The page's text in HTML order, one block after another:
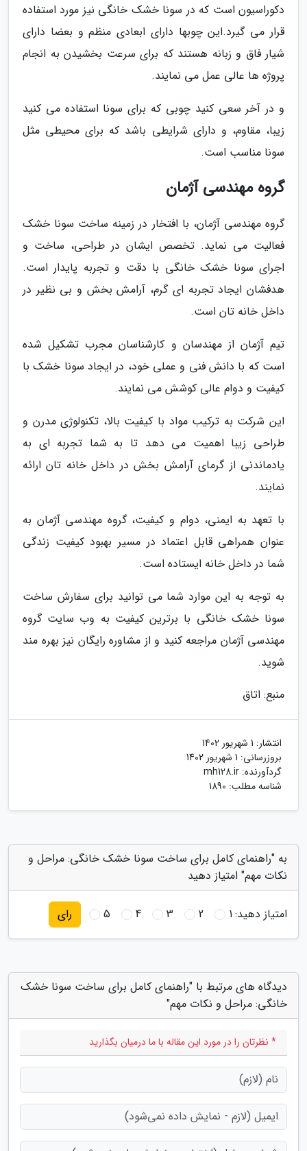
دکوراسیون است که در سونا خشک خانگی نیز مورد استفاده
قرار می گیرد.این چوبها دارای ابعادی منظم و بعضا دارای
شیار فاق و زبانه هستند که برای سرعت بخشیدن به انجام
پروژه ها عالی عمل می نمایند.
و در آخر سعی کنید چوبی که برای سونا استفاده می کنید
زیبا، مقاوم، و دارای شرایطی باشد که برای محیطی مثل
سونا مناسب است.
گروه مهندسی آژمان
گروه مهندسی آژمان، با افتخار در زمینه ساخت سونا خشک
فعالیت می نماید. تخصص ایشان در طراحی، ساخت و
اجرای سونا خشک خانگی با دقت و تجربه پایدار است.
هدفشان ایجاد تجربه ای گرم، آرامش بخش و بی نظیر در
داخل خانه تان است.
تیم آژمان از مهندسان و کارشناسان مجرب تشکیل شده
است که با دانش فنی و عملی خود، در ایجاد سونا خشک با
کیفیت و دوام عالی کوشش می نمایند.
این شرکت به ترکیب مواد با کیفیت بالا، تکنولوژی مدرن و
طراحی زیبا اهمیت می دهد تا به شما تجربه ای به
یادماندنی از گرمای آرامش بخش در داخل خانه تان ارائه
نمایند.
با تعهد به ایمنی، دوام و کیفیت، گروه مهندسی آژمان به
عنوان همراهی قابل اعتماد در مسیر بهبود کیفیت زندگی
شما در داخل خانه ایستاده است.
به توجه به این موارد شما می توانید برای سفارش ساخت
سونا خشک خانگی با برترین کیفیت به وب سایت گروه
مهندسی آژمان مراجعه کنید و از مشاوره رایگان نیز بهره مند
شوید.
منبع: اتاق
انتشار: 1 شهریور 1402
بروزرسانی: 1 شهریور 1402
گردآورنده: mh128.ir
شناسه مطلب: 1890
به "راهنمای کامل برای ساخت سونا خشک خانگی: مراحل و
نکات مهم" امتیاز دهید
امتیاز دهید:1
2
3
4
5 رای
دیدگاه های مرتبط با "راهنمای کامل برای ساخت سونا خشک
خانگی: مراحل و نکات مهم"
* نظرتان را در مورد این مقاله با ما درمیان بگذارید